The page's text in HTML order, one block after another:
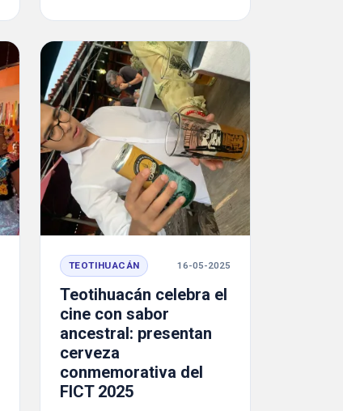
TEOTIHUACÁN 16-05-2025
Teotihuacán celebra el
cine con sabor
ancestral: presentan
cerveza
conmemorativa del
FICT 2025